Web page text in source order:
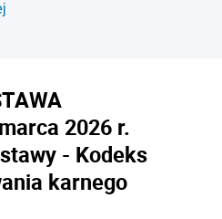
2026 r.
- Kodeks
karnego